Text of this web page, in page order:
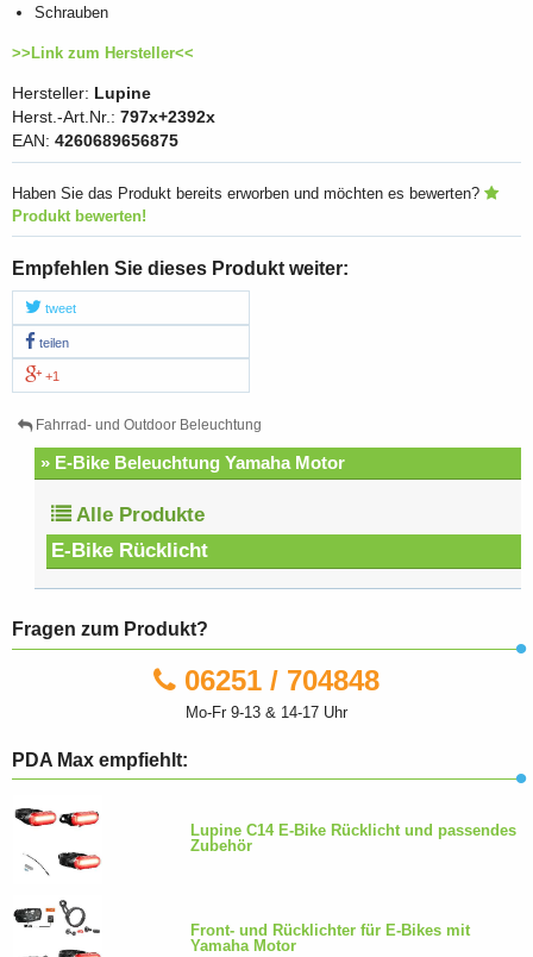
Schrauben
>>Link zum Hersteller<<
Hersteller: Lupine
Herst.-Art.Nr.: 797x+2392x
EAN: 4260689656875
Haben Sie das Produkt bereits erworben und möchten es bewerten?
Produkt bewerten!
Empfehlen Sie dieses Produkt weiter:
tweet
teilen
+1
Fahrrad- und Outdoor Beleuchtung
» E-Bike Beleuchtung Yamaha Motor
Alle Produkte
E-Bike Rücklicht
Fragen zum Produkt?
06251 / 704848
Mo-Fr 9-13 & 14-17 Uhr
PDA Max empfiehlt:
Lupine C14 E-Bike Rücklicht und passendes
Zubehör
Front- und Rücklichter für E-Bikes mit
Yamaha Motor